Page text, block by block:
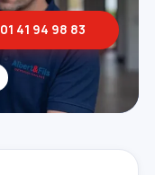
01 41 94 98 83